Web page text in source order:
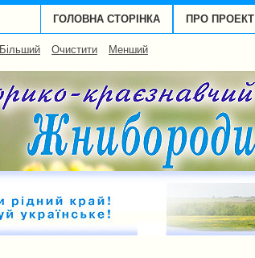
ГОЛОВНА СТОРІНКА ПРО ПРОЕКТ
Більший Очистити Менший